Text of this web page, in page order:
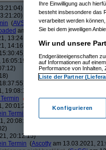
(AVS_reloadedam 13.03.2021,
am 13.03.2021, 13:23:55)
13:24:12)
14:16:51)
19:08:15)
Ascottyam 13.03.2021,
20:01:29)
Termin
20:08:50)
20:12:15)
Termin (Ascotty am 13.03.2021,
Ihre Einwilligung auch
besteht insbesondere das
verarbeitet werden
Sie bei dem jeweiligen
Wir und unsere
Endgeräteeigenschaften
auf Informationen auf
Performance von Inhalten,
Liste der Partner
Konfigurieren